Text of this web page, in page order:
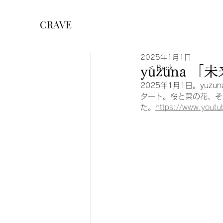
CRAVE
yuzuna 「
2025年1月1日
2025年1月1日。
タート。桜と菜の花、
た。
https://
< Back